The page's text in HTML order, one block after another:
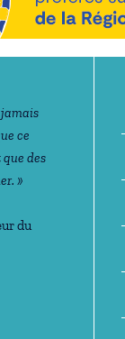
ce
des
»
du